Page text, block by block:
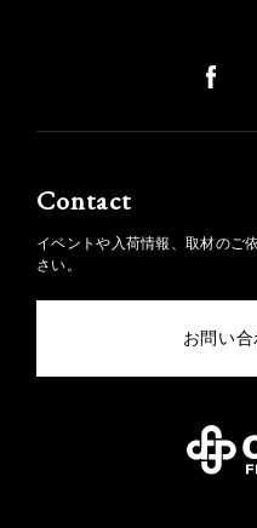
Contact
イベントや入荷情報、取材のご
さい。
お問い